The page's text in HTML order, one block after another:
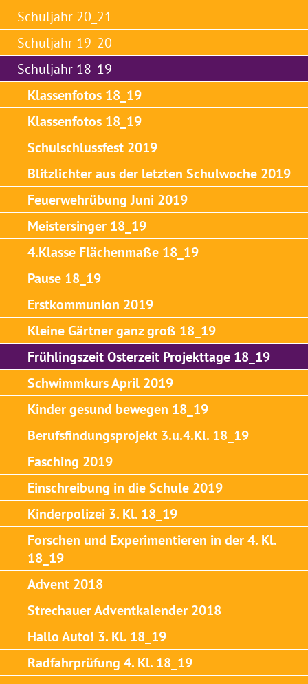
Schuljahr 20_21
Schuljahr 19_20
Schuljahr 18_19
Klassenfotos 18_19
Klassenfotos 18_19
Schulschlussfest 2019
Blitzlichter aus der letzten Schulwoche 2019
Feuerwehrübung Juni 2019
Meistersinger 18_19
4.Klasse Flächenmaße 18_19
Pause 18_19
Erstkommunion 2019
Kleine Gärtner ganz groß 18_19
Frühlingszeit Osterzeit Projekttage 18_19
Schwimmkurs April 2019
Kinder gesund bewegen 18_19
Berufsfindungsprojekt 3.u.4.Kl. 18_19
Fasching 2019
Einschreibung in die Schule 2019
Kinderpolizei 3. Kl. 18_19
Forschen und Experimentieren in der 4. Kl.
18_19
Advent 2018
Strechauer Adventkalender 2018
Hallo Auto! 3. Kl. 18_19
Radfahrprüfung 4. Kl. 18_19